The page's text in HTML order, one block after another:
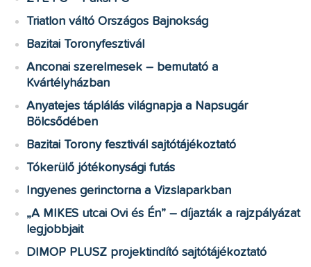
Triatlon váltó Országos Bajnokság
Bazitai Toronyfesztivál
Anconai szerelmesek – bemutató a
Kvártélyházban
Anyatejes táplálás világnapja a Napsugár
Bölcsődében
Bazitai Torony fesztivál sajtótájékoztató
Tókerülő jótékonysági futás
Ingyenes gerinctorna a Vizslaparkban
„A MIKES utcai Ovi és Én” – díjazták a rajzpályázat
legjobbjait
DIMOP PLUSZ projektindító sajtótájékoztató